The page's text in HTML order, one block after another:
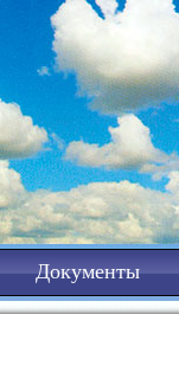
Документы